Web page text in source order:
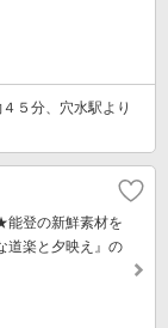
５分、穴水駅より
能登の新鮮素材を
道楽と夕映え』の